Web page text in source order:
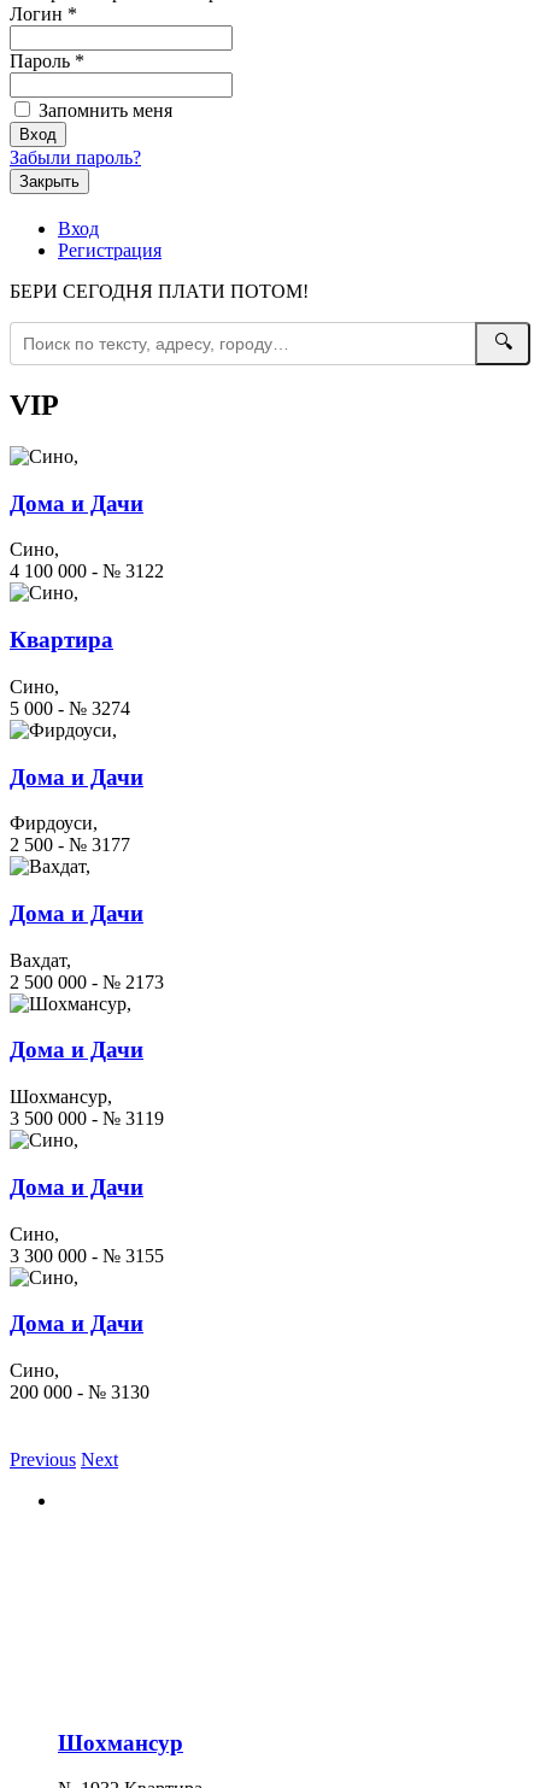
Логин *
Пароль *
Запомнить меня
Забыли пароль?
Закрыть
Вход
Регистрация
БЕРИ СЕГОДНЯ ПЛАТИ ПОТОМ!
🔍
VIP
Дома и Дачи
Сино,
4 100 000 - № 3122
Квартира
Сино,
5 000 - № 3274
Дома и Дачи
Фирдоуси,
2 500 - № 3177
Дома и Дачи
Вахдат,
2 500 000 - № 2173
Дома и Дачи
Шохмансур,
3 500 000 - № 3119
Дома и Дачи
Сино,
3 300 000 - № 3155
Дома и Дачи
Сино,
200 000 - № 3130
Previous Next
Шохмансур